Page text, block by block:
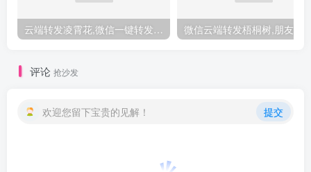
云端转发凌霄花,微信一键转发跟圈软件,云端凌霄花
评论 抢沙发
欢迎您留下宝贵的见解！ 提交